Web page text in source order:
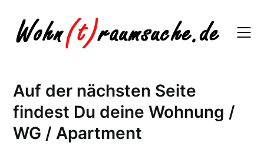
content
Auf der nächsten Seite
findest Du deine Wohnung /
WG / Apartment